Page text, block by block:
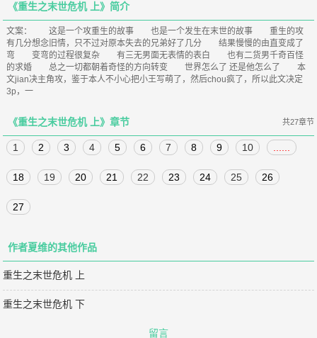
《重生之末世危机 上》简介
文案： 这是一个攻重生的故事 也是一个发生在末世的故事 重生的攻
有几分想念旧情，只不过对原本失去的兄弟好了几分 结果慢慢的由直变成了
弯 变弯的过程很复杂 有三无男面无表情的表白 也有二货男千奇百怪
的求婚 总之一切都朝着奇怪的方向转变 世界怎么了 还是他怎么了 本
文jian决主角攻，鉴于本人不小心把小王写萌了，然后chou疯了，所以此文决定
3p，一
《重生之末世危机 上》章节 共27章节
1 2 3 4 5 6 7 8 9 10
18 19 20 21 22 23 24 25 26
27
作者夏维的其他作品
重生之末世危机 上
重生之末世危机 下
留言